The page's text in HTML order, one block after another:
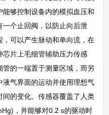
够控制设备内的模拟血压和
个止回阀，以防止向后泄
可以产生脉动和单向流，在
片上毛细管辅助压力传感
的一端置于测量区域，而另
气界面的运动并使用理想气
的变化。传感器覆盖了人类
，并能够对0.2 s的驱动时